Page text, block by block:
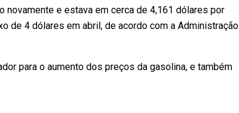
novamente e estava em cerca de 4,161 dólares por
de 4 dólares em abril, de acordo com a Administração
para o aumento dos preços da gasolina, e também